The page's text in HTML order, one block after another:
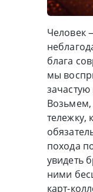
Человек
блага
мы
тележку,
похода
увидеть
ними
карт-